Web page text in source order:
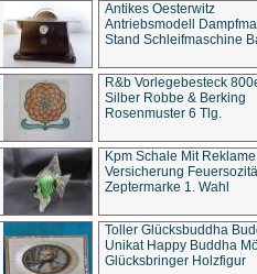
Antikes Oesterwitz
Antriebsmodell
Stand Schleifmaschine
R&b Vorlegebesteck
Silber Robbe & Berking
Rosenmuster 6 Tlg.
Kpm Schale Mit Reklame
Versicherung
Zeptermarke 1. Wahl
Toller Glücksbuddha
Unikat Happy Buddha
Glücksbringer Holzfigur